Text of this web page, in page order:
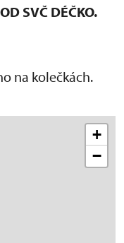
SVČ DÉČKO.
na kolečkách.
+
−